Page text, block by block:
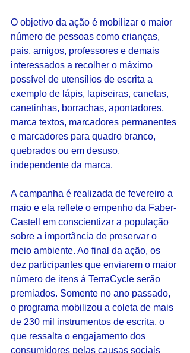
O objetivo da ação é mobilizar o maior
número de pessoas como crianças,
pais, amigos, professores e demais
interessados a recolher o máximo
possível de utensílios de escrita a
exemplo de lápis, lapiseiras, canetas,
canetinhas, borrachas, apontadores,
marca textos, marcadores permanentes
e marcadores para quadro branco,
quebrados ou em desuso,
independente da marca.
A campanha é realizada de fevereiro a
maio e ela reflete o empenho da Faber-
Castell em conscientizar a população
sobre a importância de preservar o
meio ambiente. Ao final da ação, os
dez participantes que enviarem o maior
número de itens à TerraCycle serão
premiados. Somente no ano passado,
o programa mobilizou a coleta de mais
de 230 mil instrumentos de escrita, o
que ressalta o engajamento dos
consumidores pelas causas sociais